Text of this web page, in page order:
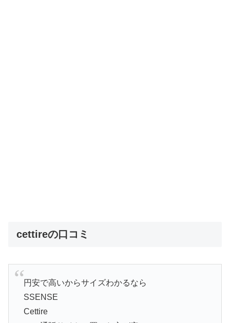
cettireの口コミ
円安で高いからサイズわかるなら
SSENSE
Cettire